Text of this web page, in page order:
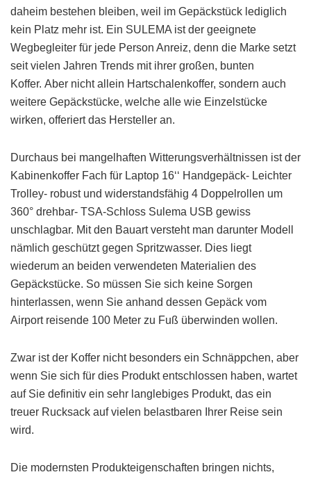
daheim bestehen bleiben, weil im Gepäckstück lediglich
kein Platz mehr ist. Ein SULEMA ist der geeignete
Wegbegleiter für jede Person Anreiz, denn die Marke setzt
seit vielen Jahren Trends mit ihrer großen, bunten
Koffer. Aber nicht allein Hartschalenkoffer, sondern auch
weitere Gepäckstücke, welche alle wie Einzelstücke
wirken, offeriert das Hersteller an.
Durchaus bei mangelhaften Witterungsverhältnissen ist der
Kabinenkoffer Fach für Laptop 16‘‘ Handgepäck- Leichter
Trolley- robust und widerstandsfähig 4 Doppelrollen um
360° drehbar- TSA-Schloss Sulema USB gewiss
unschlagbar. Mit den Bauart versteht man darunter Modell
nämlich geschützt gegen Spritzwasser. Dies liegt
wiederum an beiden verwendeten Materialien des
Gepäckstücke. So müssen Sie sich keine Sorgen
hinterlassen, wenn Sie anhand dessen Gepäck vom
Airport reisende 100 Meter zu Fuß überwinden wollen.
Zwar ist der Koffer nicht besonders ein Schnäppchen, aber
wenn Sie sich für dies Produkt entschlossen haben, wartet
auf Sie definitiv ein sehr langlebiges Produkt, das ein
treuer Rucksack auf vielen belastbaren Ihrer Reise sein
wird.
Die modernsten Produkteigenschaften bringen nichts,